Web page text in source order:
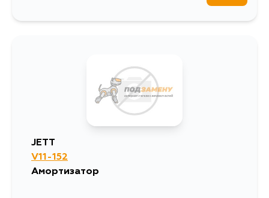
JETT
V11-152
Амортизатор